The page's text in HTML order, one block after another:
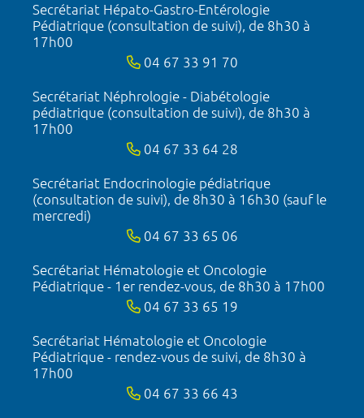
Secrétariat Hépato-Gastro-Entérologie
Pédiatrique (consultation de suivi), de 8h30 à
17h00
04 67 33 91 70
Secrétariat Néphrologie - Diabétologie
pédiatrique (consultation de suivi), de 8h30 à
17h00
04 67 33 64 28
Secrétariat Endocrinologie pédiatrique
(consultation de suivi), de 8h30 à 16h30 (sauf le
mercredi)
04 67 33 65 06
Secrétariat Hématologie et Oncologie
Pédiatrique - 1er rendez-vous, de 8h30 à 17h00
04 67 33 65 19
Secrétariat Hématologie et Oncologie
Pédiatrique - rendez-vous de suivi, de 8h30 à
17h00
04 67 33 66 43